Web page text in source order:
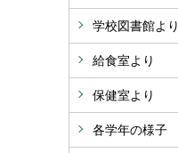
学校図書館より
給食室より
保健室より
各学年の様子